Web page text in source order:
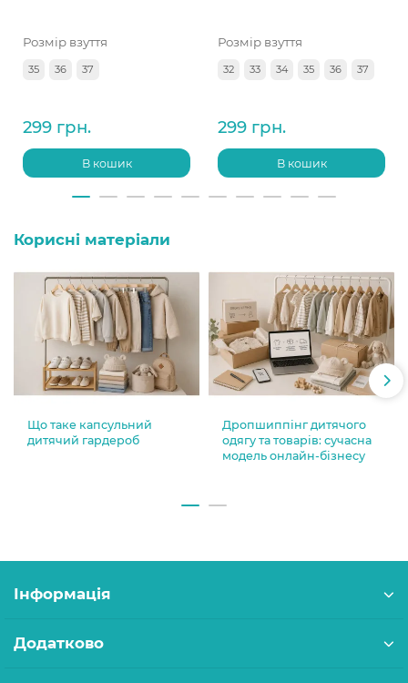
Розмір взуття
35 36 37
299 грн.
В кошик
Розмір взуття
32 33 34 35 36 37
299 грн.
В кошик
Корисні матеріали
Що таке капсульний
дитячий гардероб
Дропшиппінг дитячого
одягу та товарів: сучасна
модель онлайн-бізнесу
Інформація
Додатково